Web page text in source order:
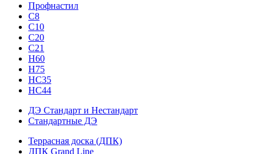
Профнастил
С8
С10
С20
С21
H60
H75
HС35
НС44
ДЭ Стандарт и Нестандарт
Стандартные ДЭ
Террасная доска (ДПК)
ДПК Grand Line